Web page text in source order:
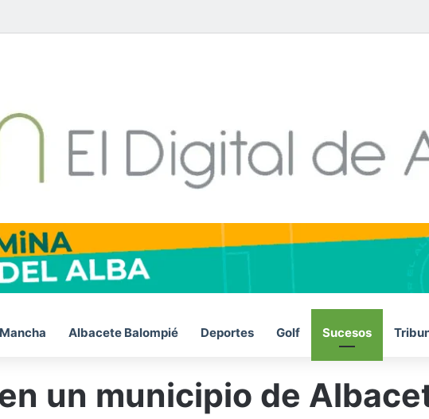
Albacete Balompié Deportes Golf Sucesos
un municipio de